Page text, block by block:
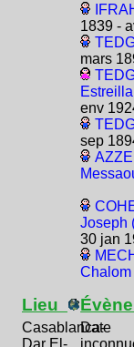
1839 -
mars
env
sep
Joseph
30 jan
Chalom
Lieu
Casablanca-
Dar El-
Date